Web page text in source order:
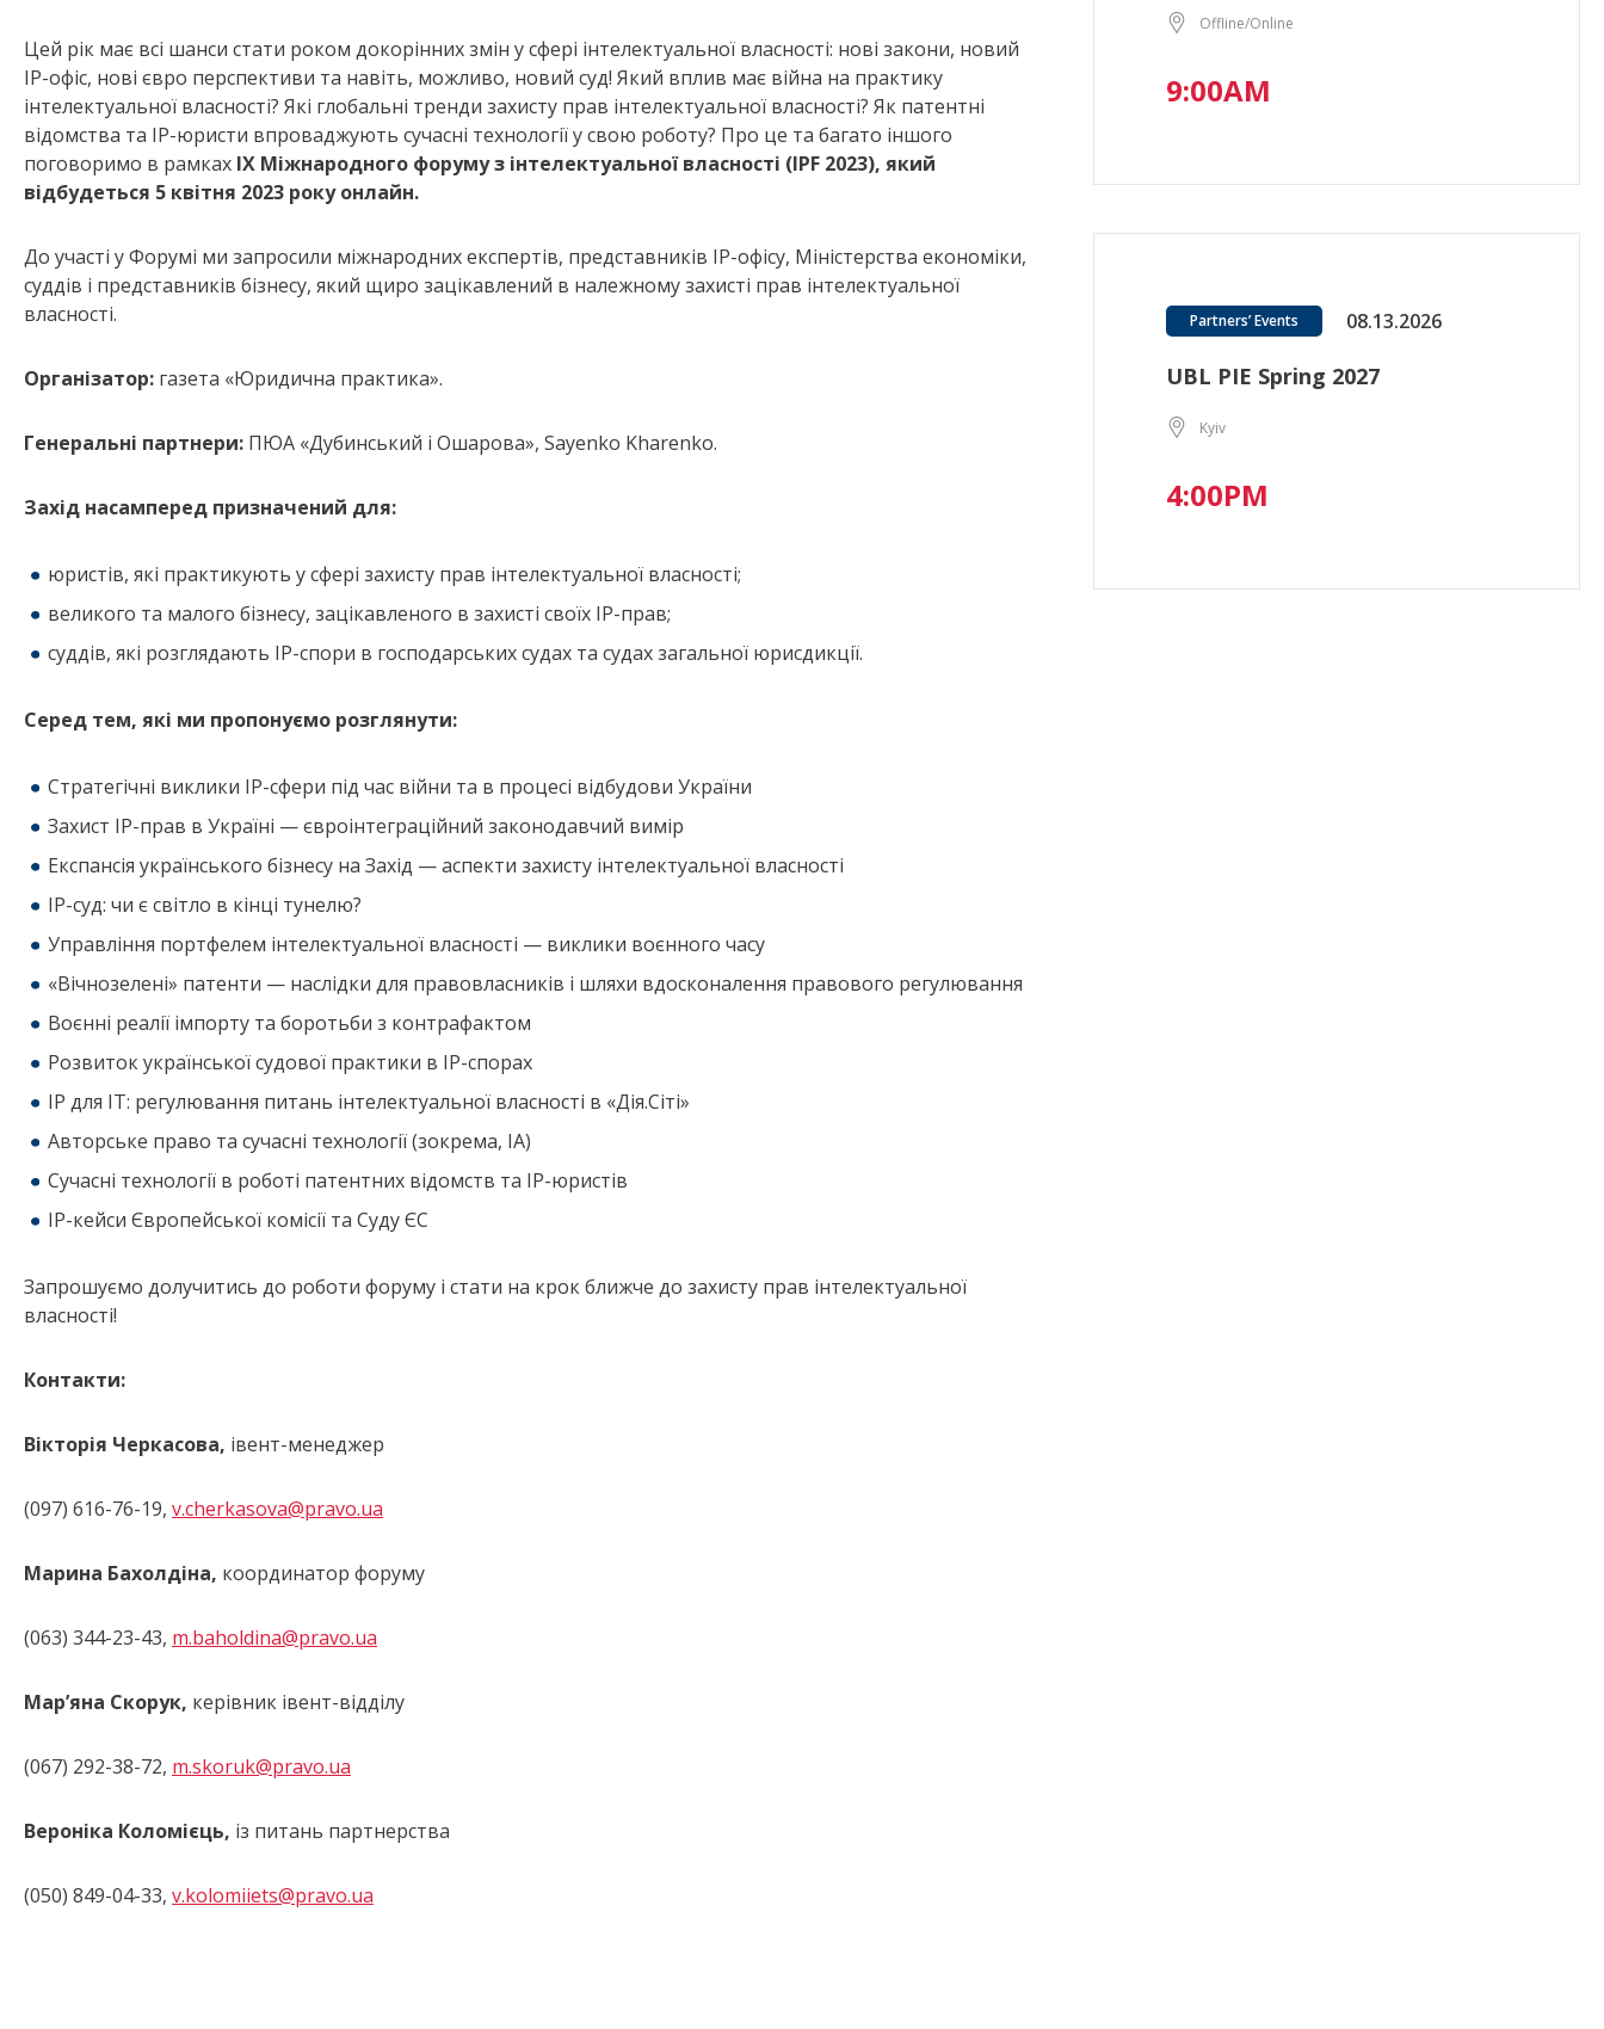
Цей рік має всі шанси стати роком докорінних змін у сфері інтелектуальної власності: нові закони, новий
ІР-офіс, нові євро перспективи та навіть, можливо, новий суд! Який вплив має війна на практику
інтелектуальної власності? Які глобальні тренди захисту прав інтелектуальної власності? Як патентні
відомства та ІР-юристи впроваджують сучасні технології у свою роботу? Про це та багато іншого
поговоримо в рамках ІХ Міжнародного форуму з інтелектуальної власності (IPF 2023), який
відбудеться 5 квітня 2023 року онлайн.
До участі у Форумі ми запросили міжнародних експертів, представників ІР-офісу, Міністерства економіки,
суддів і представників бізнесу, який щиро зацікавлений в належному захисті прав інтелектуальної
власності.
Організатор: газета «Юридична практика».
Генеральні партнери: ПЮА «Дубинський і Ошарова», Sayenko Kharenko.
Захід насамперед призначений для:
юристів, які практикують у сфері захисту прав інтелектуальної власності;
великого та малого бізнесу, зацікавленого в захисті своїх ІР-прав;
суддів, які розглядають ІР-спори в господарських судах та судах загальної юрисдикції.
Серед тем, які ми пропонуємо розглянути:
Стратегічні виклики ІР-сфери під час війни та в процесі відбудови України
Захист ІР-прав в Україні — євроінтеграційний законодавчий вимір
Експансія українського бізнесу на Захід — аспекти захисту інтелектуальної власності
ІР-суд: чи є світло в кінці тунелю?
Управління портфелем інтелектуальної власності — виклики воєнного часу
«Вічнозелені» патенти — наслідки для правовласників і шляхи вдосконалення правового регулювання
Воєнні реалії імпорту та боротьби з контрафактом
Розвиток української судової практики в ІР-спорах
ІР для ІТ: регулювання питань інтелектуальної власності в «Дія.Сіті»
Авторське право та сучасні технології (зокрема, IA)
Сучасні технології в роботі патентних відомств та ІР-юристів
ІР-кейси Європейської комісії та Суду ЄС
Запрошуємо долучитись до роботи форуму і стати на крок ближче до захисту прав інтелектуальної
власності!
Контакти:
Вікторія Черкасова, івент-менеджер
(097) 616-76-19, v.cherkasova@pravo.ua
Марина Бахолдіна, координатор форуму
(063) 344-23-43, m.baholdina@pravo.ua
Мар’яна Скорук, керівник івент-відділу
(067) 292-38-72, m.skoruk@pravo.ua
Вероніка Коломієць, із питань партнерства
(050) 849-04-33, v.kolomiiets@pravo.ua
Offline/Online
9:00AM
Partners’ Events 08.13.2026
UBL PIE Spring 2027
Kyiv
4:00PM